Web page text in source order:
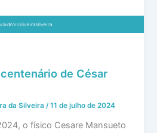
de César
da Silveira/11 de julho de 2024
o físico Cesare Mansueto